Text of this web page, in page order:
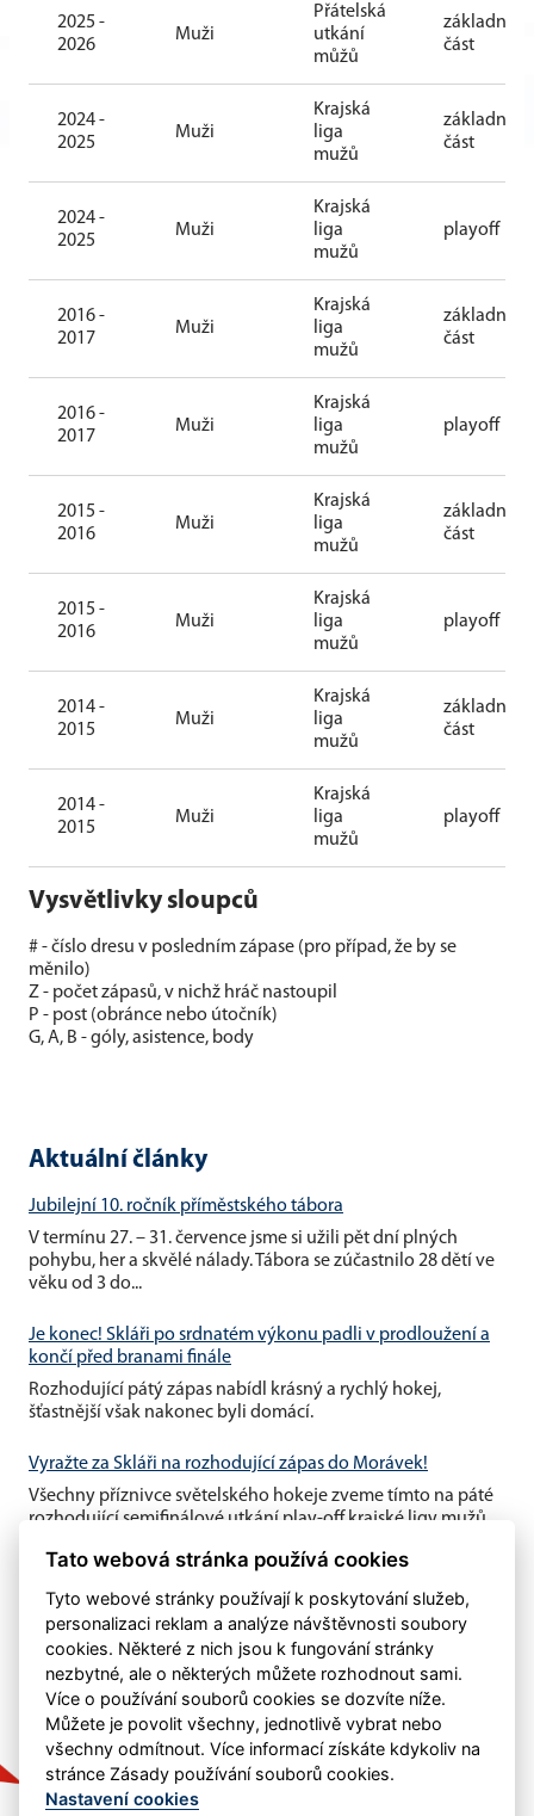
2025 -
2026
Muži
Přátelská
utkání
můžů
základní
část
2024 -
2025
Muži
Krajská
liga
mužů
základní
část
2024 -
2025
Muži
Krajská
liga
mužů
playoff
2016 -
2017
Muži
Krajská
liga
mužů
základní
část
2016 -
2017
Muži
Krajská
liga
mužů
playoff
2015 -
2016
Muži
Krajská
liga
mužů
základní
část
2015 -
2016
Muži
Krajská
liga
mužů
playoff
2014 -
2015
Muži
Krajská
liga
mužů
základní
část
2014 -
2015
Muži
Krajská
liga
mužů
playoff
Vysvětlivky sloupců
# - číslo dresu v posledním zápase (pro případ, že by se
měnilo)
Z - počet zápasů, v nichž hráč nastoupil
P - post (obránce nebo útočník)
G, A, B - góly, asistence, body
Aktuální články
Jubilejní 10. ročník příměstského tábora
V termínu 27. – 31. července jsme si užili pět dní plných
pohybu, her a skvělé nálady. Tábora se zúčastnilo 28 dětí ve
věku od 3 do...
Je konec! Skláři po srdnatém výkonu padli v prodloužení a
končí před branami finále
Rozhodující pátý zápas nabídl krásný a rychlý hokej,
šťastnější však nakonec byli domácí.
Vyražte za Skláři na rozhodující zápas do Morávek!
Všechny příznivce světelského hokeje zveme tímto na páté
rozhodující semifinálové utkání play-off krajské ligy mužů,
Tato webová stránka používá cookies
Tyto webové stránky používají k poskytování služeb,
personalizaci reklam a analýze návštěvnosti soubory
cookies. Některé z nich jsou k fungování stránky
nezbytné, ale o některých můžete rozhodnout sami.
Více o používání souborů cookies se dozvíte níže.
Můžete je povolit všechny, jednotlivě vybrat nebo
všechny odmítnout. Více informací získáte kdykoliv na
stránce Zásady používání souborů cookies.
Nastavení cookies